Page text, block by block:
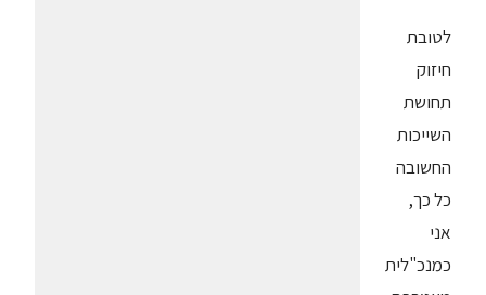
לטובת
חיזוק
תחושת
השייכות
החשובה
כל כך,
אני
כמנכ"לית